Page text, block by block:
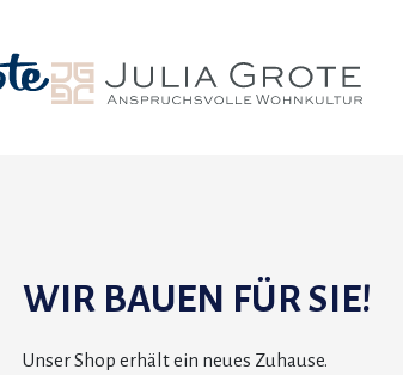
WIR BAUEN FÜR SIE!
Unser Shop erhält ein neues Zuhause.